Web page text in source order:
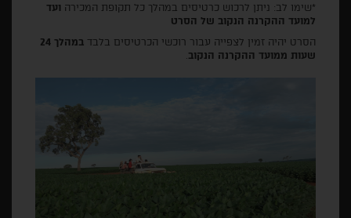
*שימו לב: ניתן לרכוש כרטיסים במהלך כל תקופת המכירה ועד
למועד ההקרנה הנקוב של הסרט
הסרט יהיה זמין לצפייה עבור רוכשי הכרטיסים בלבד
במהלך 24
שעות ממועד ההקרנה הנקוב